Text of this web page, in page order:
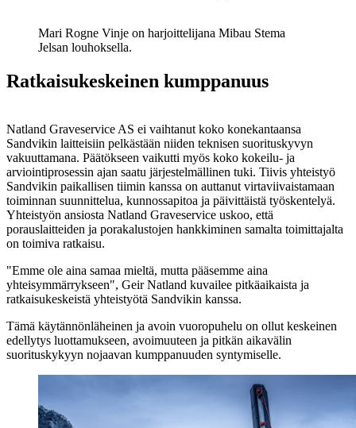
Mari Rogne Vinje on harjoittelijana Mibau Stema
Jelsan louhoksella.
Ratkaisukeskeinen kumppanuus
Natland Graveservice AS ei vaihtanut koko konekantaansa
Sandvikin laitteisiin pelkästään niiden teknisen suorituskyvyn
vakuuttamana. Päätökseen vaikutti myös koko kokeilu- ja
arviointiprosessin ajan saatu järjestelmällinen tuki. Tiivis yhteistyö
Sandvikin paikallisen tiimin kanssa on auttanut virtaviivaistamaan
toiminnan suunnittelua, kunnossapitoa ja päivittäistä työskentelyä.
Yhteistyön ansiosta Natland Graveservice uskoo, että
porauslaitteiden ja porakalustojen hankkiminen samalta toimittajalta
on toimiva ratkaisu.
"Emme ole aina samaa mieltä, mutta pääsemme aina
yhteisymmärrykseen", Geir Natland kuvailee pitkäaikaista ja
ratkaisukeskeistä yhteistyötä Sandvikin kanssa.
Tämä käytännönläheinen ja avoin vuoropuhelu on ollut keskeinen
edellytys luottamukseen, avoimuuteen ja pitkän aikavälin
suorituskykyyn nojaavan kumppanuuden syntymiselle.